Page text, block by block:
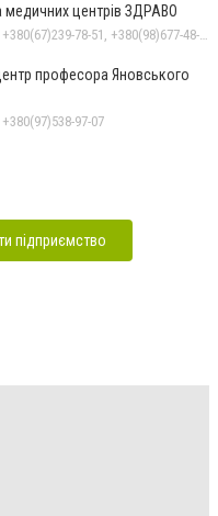
медичних центрів ЗДРАВО
професора Яновського
97-07
підприємство